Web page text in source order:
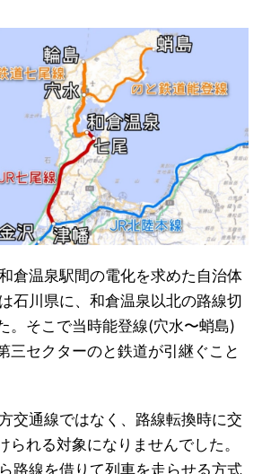
倉温泉駅間の電化を求めた自治体
石川県に、和倉温泉以北の路線切
。そこで当時能登線(穴水〜蛸島)
三セクターのと鉄道が引継ぐこと
交通線ではなく、路線転換時に交
られる対象になりませんでした。
路線を借りて列車を走らせる方式